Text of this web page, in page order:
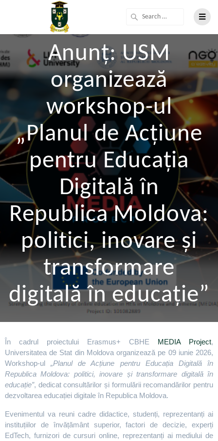
Anunț: USM
organizează
workshop-ul
„Planul de Acțiune
pentru Educația
Digitală în
Republica Moldova:
politici, inovare și
transformare
digitală în educație”
În cadrul proiectului Erasmus+ CBHE MEDIA Project,
Universitatea de Stat din Moldova organizează pe 09 iunie 2026,
Workshop-ul„Planul de Acțiune pentru Educația Digitală în
Republica Moldova: politici, inovare și transformare digitală în
educație”, dedicat consultărilor și formulării recomandărilor pentru
dezvoltarea educației digitale în Republica Moldova.
Evenimentul va reuni cadre didactice, studenți, reprezentanți ai
instituțiilor de învățământ superior, factori de decizie, experți
EdTech, furnizori de cursuri online, reprezentanți ai mediului de